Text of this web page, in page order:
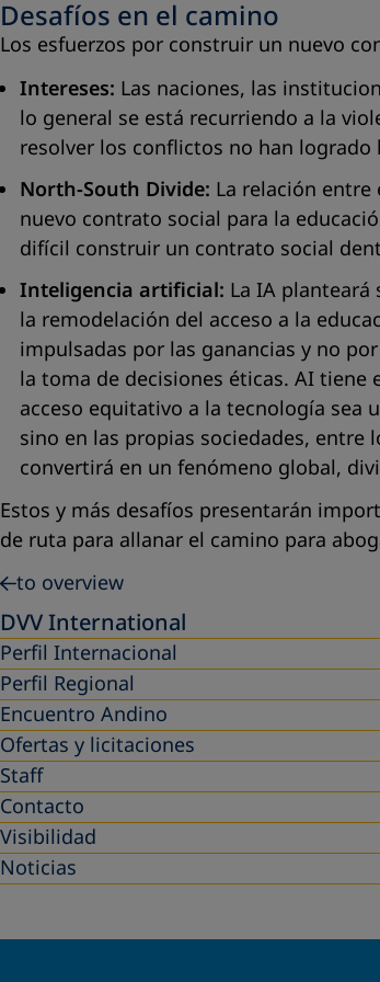
Desafíos en el camino
Los esfuerzos por construir un nuevo
Intereses: Las naciones, las
lo general se está recurriendo a la
resolver los conflictos no han
North-South Divide: La relación
nuevo contrato social para la
difícil construir un contrato social
Inteligencia artificial: La IA
la remodelación del acceso a la
impulsadas por las ganancias y no
la toma de decisiones éticas. AI
acceso equitativo a la tecnología sea
sino en las propias sociedades, entre
convertirá en un fenómeno global,
Estos y más desafíos presentarán
de ruta para allanar el camino para
to overview
DVV International
Perfil Internacional
Perfil Regional
Encuentro Andino
Ofertas y licitaciones
Staff
Contacto
Visibilidad
Noticias